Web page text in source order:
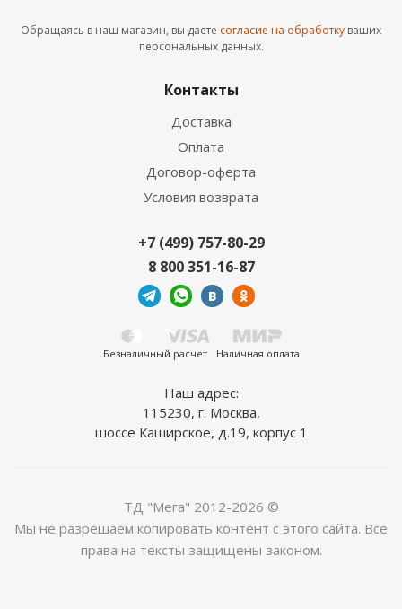
Обращаясь в наш магазин, вы даете согласие на обработку ваших
персональных данных.
Контакты
Доставка
Оплата
Договор-оферта
Условия возврата
+7 (499) 757-80-29
8 800 351-16-87
Безналичный расчет Наличная оплата
Наш адрес:
115230, г. Москва,
шоссе Каширское, д.19, корпус 1
ТД "Мега" 2012-2026 ©
Мы не разрешаем копировать контент с этого сайта. Все
права на тексты защищены законом.